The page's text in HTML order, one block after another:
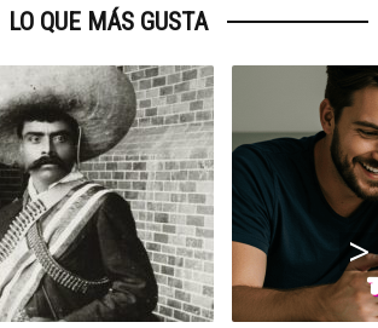
LO QUE MÁS GUSTA